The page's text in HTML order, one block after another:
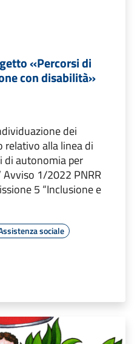
«Percorsi di
con disabilità»
dei
relativo alla linea di
di autonomia per
Avviso 1/2022 PNRR
5 “Inclusione e
sociale